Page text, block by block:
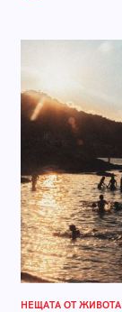
НЕЩАТА ОТ ЖИВОТА